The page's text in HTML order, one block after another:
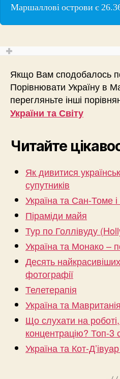
Маршаллові острови є
Якщо Вам сподобалось
Порівнювати Україну в
перегляньте інші
України та Світу
Читайте
Як дивитися
супутників
Україна та Сан-Томе і
Піраміди майя
Тур по Голлівуду
Україна та Монако –
Десять найкрасивіших
фотографії
Телетерапія
Україна та
Що слухати на
концентрацію? Топ-3
Україна та Кот-